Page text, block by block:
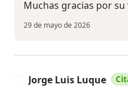
Muchas gracias por
29 de mayo de 2026
Jorge Luis Luque